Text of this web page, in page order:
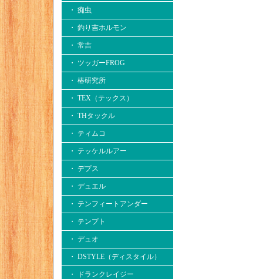
・ 痴虫
・ 釣り吉ホルモン
・ 常吉
・ ツッガーFROG
・ 椿研究所
・ TEX（テックス）
・ THタックル
・ ティムコ
・ テッケルルアー
・ デプス
・ デュエル
・ テンフィートアンダー
・ テンプト
・ デュオ
・ DSTYLE（ディスタイル）
・ ドランクレイジー